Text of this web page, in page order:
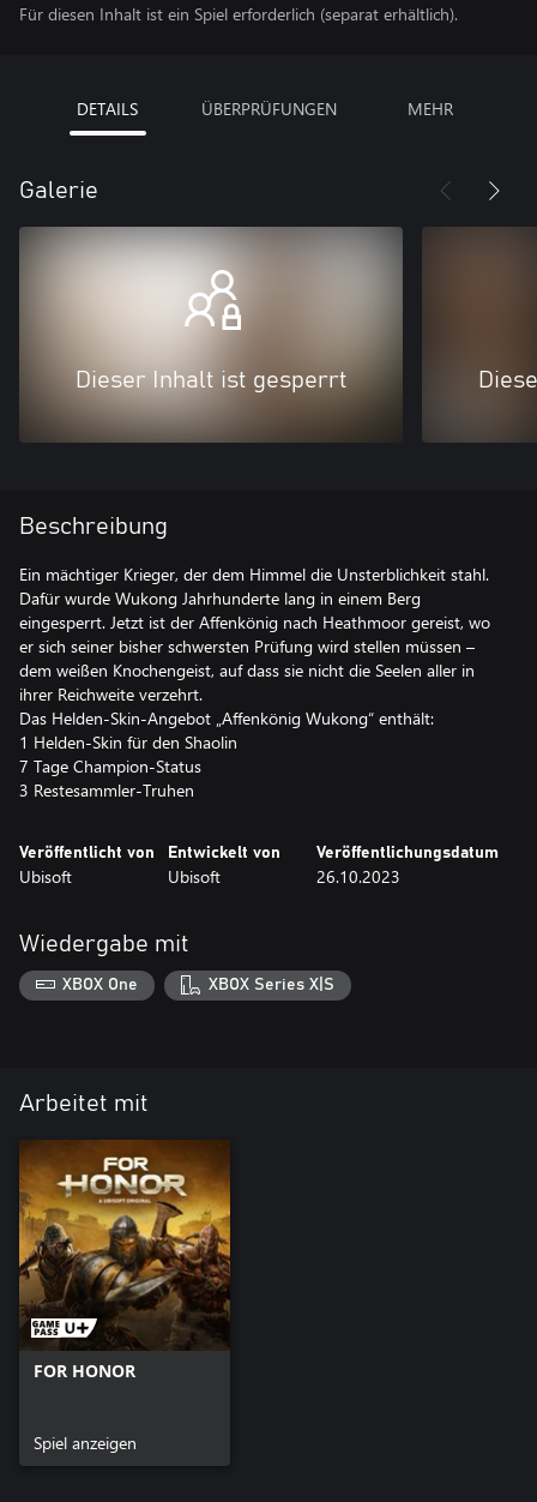
Für diesen Inhalt ist ein Spiel erforderlich (separat erhältlich).
DETAILS ÜBERPRÜFUNGEN MEHR
Galerie
Dieser Inhalt ist gesperrt
Beschreibung
Ein mächtiger Krieger, der dem Himmel die Unsterblichkeit stahl.
Dafür wurde Wukong Jahrhunderte lang in einem Berg
eingesperrt. Jetzt ist der Affenkönig nach Heathmoor gereist, wo
er sich seiner bisher schwersten Prüfung wird stellen müssen –
dem weißen Knochengeist, auf dass sie nicht die Seelen aller in
ihrer Reichweite verzehrt.
Das Helden-Skin-Angebot „Affenkönig Wukong“ enthält:
1 Helden-Skin für den Shaolin
7 Tage Champion-Status
3 Restesammler-Truhen
Veröffentlicht von
Ubisoft
Entwickelt von
Ubisoft
Veröffentlichungsdatum
26.10.2023
Wiedergabe mit
XBOX One XBOX Series X|S
Arbeitet mit
FOR HONOR
Spiel anzeigen